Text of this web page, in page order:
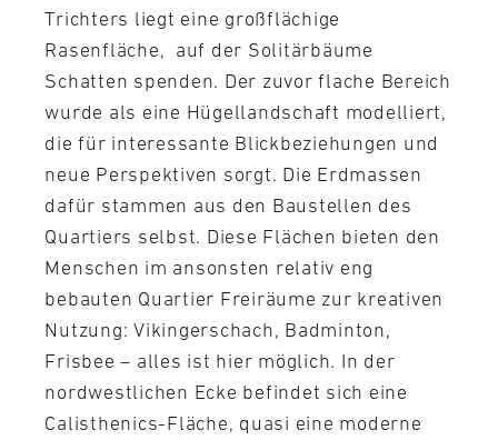
Trichters liegt eine großflächige
Rasenfläche, auf der Solitärbäume
Schatten spenden. Der zuvor flache Bereich
wurde als eine Hügellandschaft modelliert,
die für interessante Blickbeziehungen und
neue Perspektiven sorgt. Die Erdmassen
dafür stammen aus den Baustellen des
Quartiers selbst. Diese Flächen bieten den
Menschen im ansonsten relativ eng
bebauten Quartier Freiräume zur kreativen
Nutzung: Vikingerschach, Badminton,
Frisbee – alles ist hier möglich. In der
nordwestlichen Ecke befindet sich eine
Calisthenics-Fläche, quasi eine moderne